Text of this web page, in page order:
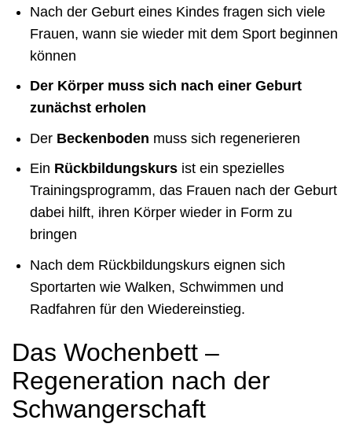
Nach der Geburt eines Kindes fragen sich viele
Frauen, wann sie wieder mit dem Sport beginnen
können
Der Körper muss sich nach einer Geburt
zunächst erholen
Der Beckenboden muss sich regenerieren
Ein Rückbildungskursist ein spezielles
Trainingsprogramm, das Frauen nach der Geburt
dabei hilft, ihren Körper wieder in Form zu
bringen
Nach dem Rückbildungskurs eignen sich
Sportarten wie Walken, Schwimmen und
Radfahren für den Wiedereinstieg.
Das Wochenbett –
Regeneration nach der
Schwangerschaft